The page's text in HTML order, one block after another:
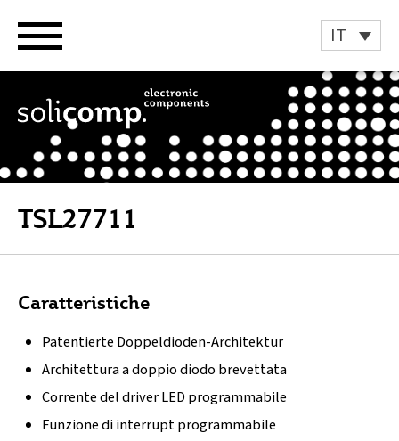
IT
TSL27711
Caratteristiche
Patentierte Doppeldioden-Architektur
Architettura a doppio diodo brevettata
Corrente del driver LED programmabile
Funzione di interrupt programmabile